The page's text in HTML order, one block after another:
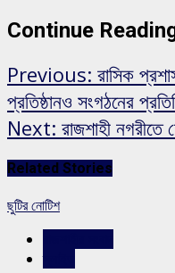
Continue
Previous: রাসিক
প্রতিষ্ঠানও সংগঠনের
Next: রাজশাহী
Related Stories
ছুটির নোটিশ